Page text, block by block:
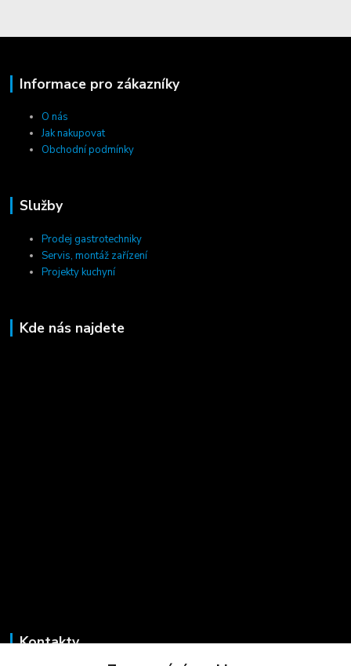
Informace pro zákazníky
O nás
Jak nakupovat
Obchodní podmínky
Služby
Prodej gastrotechniky
Servis, montáž zařízení
Projekty kuchyní
Kde nás najdete
Kontakty